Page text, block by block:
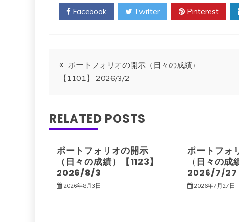
Facebook Twitter Pinterest
投
稿
ナ
ゲ
ー
ポートフォリオの開示（日々の成績）
【1101】 2026/3/2
RELATED POSTS
ポートフォリオの開示
（日々の成績）【1123】
2026/8/3
2026年8月3日
ポートフォ
（日々の成
2026/7/27
2026年7月27日